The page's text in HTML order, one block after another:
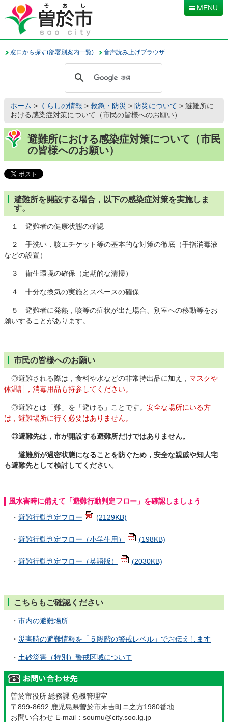
本
文
移
動
音声読み上げブラウザ
窓口から探す(部署別案内一覧)
MENU
ホーム > くらしの情報 > 救急・防災 > 防災について > 避難所に
おける感染症対策について（市民の皆様へのお願い）
避難所における感染症対策について（市民
の皆様へのお願い）
避難所を開設する場合，以下の感染症対策を実施しま
す。
１ 避難者の健康状態の確認
２ 手洗い，咳エチケット等の基本的な対策の徹底（手指消毒液
などの設置）
３ 衛生環境の確保（定期的な清掃）
４ 十分な換気の実施とスペースの確保
５ 避難者に発熱，咳等の症状が出た場合、別室への移動等をお
願いすることがあります。
市民の皆様へのお願い
◎避難される際は，食料や水などの非常持出品に加え， マスクや
体温計，消毒用品も持参してください。
◎避難とは「難」を「避ける」ことです。 安全な場所にいる方
は，避難場所に行く必要はありません。
◎避難先は，市が開設する避難所だけではありません。
避難所が過密状態になることを防ぐため，安全な親戚や知人宅
も避難先として検討してください。
風水害時に備えて「避難行動判定フロー」を確認しましょう
・ 避難行動判定フロー (2129KB)
・ 避難行動判定フロー（小学生用） (198KB)
・ 避難行動判定フロー（英語版） (2030KB)
こちらもご確認ください
・ 市内の避難場所
・ 災害時の避難情報を「５段階の警戒レベル」でお伝えします
・ 土砂災害（特別）警戒区域について
曽於市役所 総務課 危機管理室
〒899-8692 鹿児島県曽於市末吉町ニ之方1980番地
お問い合わせ E-mail：soumu@city.soo.lg.jp